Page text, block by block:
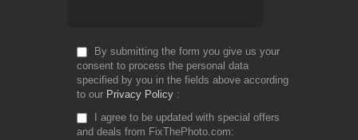
By submitting the form you give us your
consent to process the personal data
specified by you in the fields above according
to our Privacy Policy
I agree to be updated with special offers
and deals from FixThePhoto.com